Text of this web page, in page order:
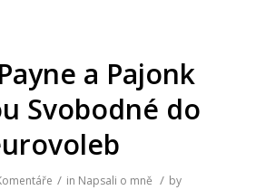
a Pajonk
Svobodné do
/ in Napsali o mně / by